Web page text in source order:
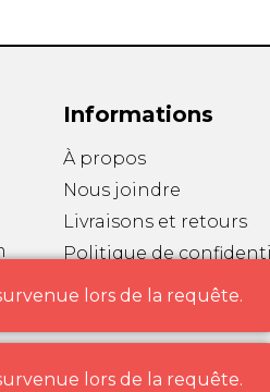
Informations
À propos
Nous joindre
Livraisons et retours
Politique de
Politique de cookies
lors de la requête.
lors de la requête.